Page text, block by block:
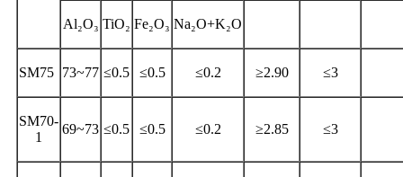
Al₂O₃ TiO₂ Fe₂O₃ Na₂O+K₂O
SM75 73~77 ≤0.5 ≤0.5 ≤0.2 ≥2.90 ≤3
SM70-
1
69~73 ≤0.5 ≤0.5 ≤0.2 ≥2.85 ≤3